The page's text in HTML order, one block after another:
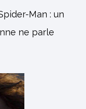
Man : un
ne parle